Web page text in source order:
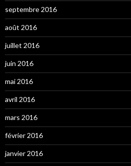
septembre 2016
août 2016
juillet 2016
juin 2016
mai 2016
avril 2016
mars 2016
février 2016
janvier 2016